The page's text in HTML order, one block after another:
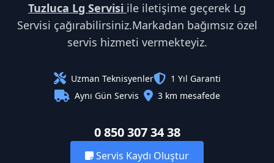
Tuzluca Lg Servisi ile iletişime geçerek Lg
Servisi çağırabilirsiniz.Markadan bağımsız özel
servis hizmeti vermekteyiz.
Uzman Teknisyenler
1 Yıl Garanti
Aynı Gün Servis
3 km mesafede
0 850 307 34 38
Servis Kaydı Oluştur